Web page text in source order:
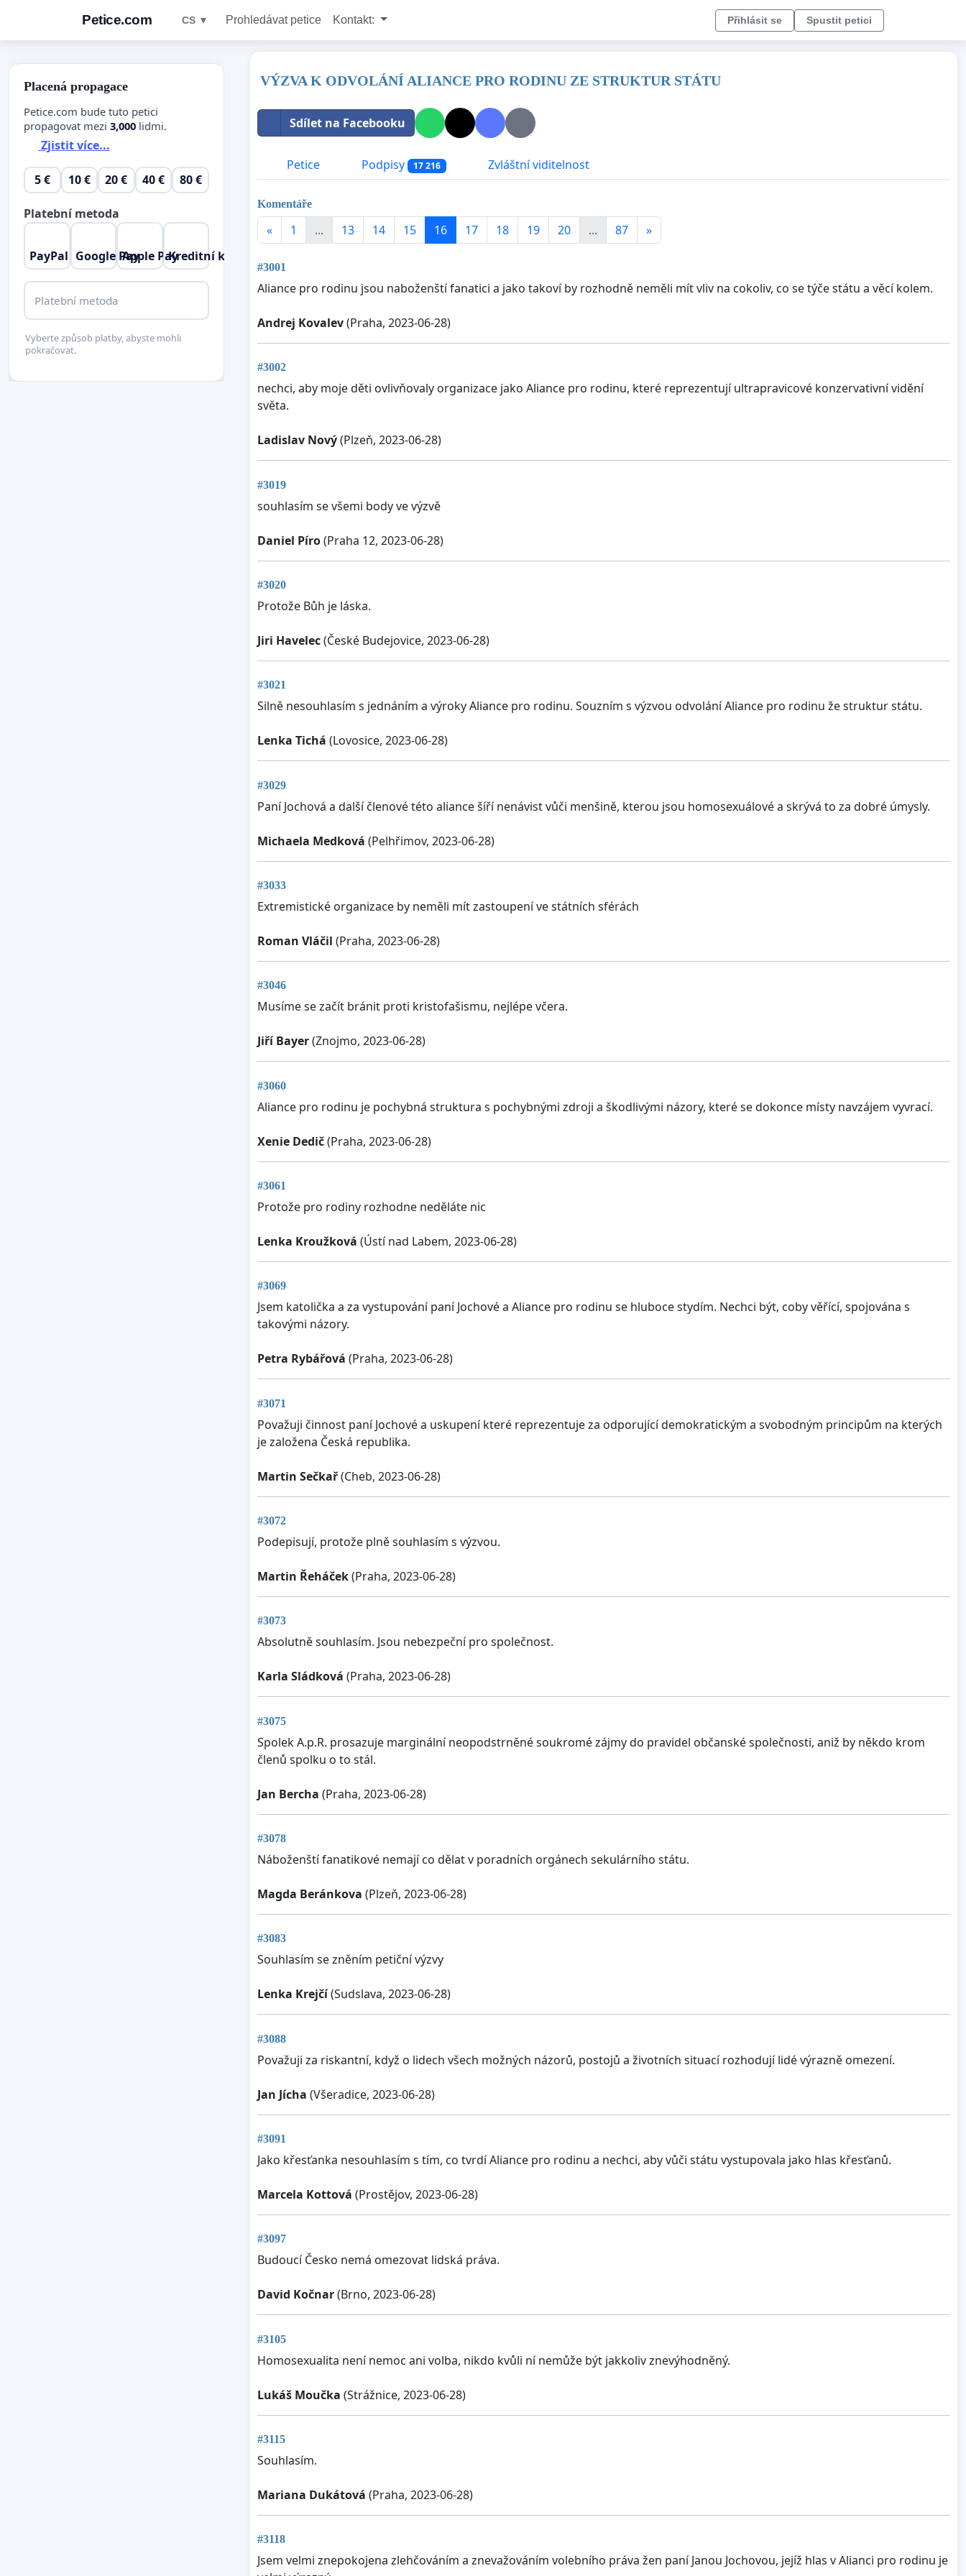
Petice.com CS ▼ Prohledávat petice Kontakt: Přihlásit se Spustit petici
VÝZVA K ODVOLÁNÍ ALIANCE PRO RODINU ZE STRUKTUR STÁTU
Sdílet na Facebooku
Petice Podpisy 17 216 Zvláštní viditelnost
Komentáře
« 1 ... 13 14 15 16 17 18 19 20 ... 87 »
#3001
Aliance pro rodinu jsou naboženští fanatici a jako takoví by rozhodně neměli mít vliv na cokoliv, co se týče státu a věcí kolem.
Andrej Kovalev(Praha, 2023-06-28)
#3002
nechci, aby moje děti ovlivňovaly organizace jako Aliance pro rodinu, které reprezentují ultrapravicové konzervativní vidění
světa.
Ladislav Nový(Plzeň, 2023-06-28)
#3019
souhlasím se všemi body ve výzvě
Daniel Píro(Praha 12, 2023-06-28)
#3020
Protože Bůh je láska.
Jiri Havelec(České Budejovice, 2023-06-28)
#3021
Silně nesouhlasím s jednáním a výroky Aliance pro rodinu. Souzním s výzvou odvolání Aliance pro rodinu že struktur státu.
Lenka Tichá (Lovosice, 2023-06-28)
#3029
Paní Jochová a další členové této aliance šíří nenávist vůči menšině, kterou jsou homosexuálové a skrývá to za dobré úmysly.
Michaela Medková (Pelhřimov, 2023-06-28)
#3033
Extremistické organizace by neměli mít zastoupení ve státních sférách
Roman Vláčil (Praha, 2023-06-28)
#3046
Musíme se začít bránit proti kristofašismu, nejlépe včera.
Jiří Bayer(Znojmo, 2023-06-28)
#3060
Aliance pro rodinu je pochybná struktura s pochybnými zdroji a škodlivými názory, které se dokonce místy navzájem vyvrací.
Xenie Dedič(Praha, 2023-06-28)
#3061
Protože pro rodiny rozhodne neděláte nic
Lenka Kroužková (Ústí nad Labem, 2023-06-28)
#3069
Jsem katolička a za vystupování paní Jochové a Aliance pro rodinu se hluboce stydím. Nechci být, coby věřící, spojována s
takovými názory.
Petra Rybářová (Praha, 2023-06-28)
#3071
Považuji činnost paní Jochové a uskupení které reprezentuje za odporující demokratickým a svobodným principům na kterých
je založena Česká republika.
Martin Sečkař(Cheb, 2023-06-28)
#3072
Podepisují, protože plně souhlasím s výzvou.
Martin Řeháček(Praha, 2023-06-28)
#3073
Absolutně souhlasím. Jsou nebezpeční pro společnost.
Karla Sládková (Praha, 2023-06-28)
#3075
Spolek A.p.R. prosazuje marginální neopodstrněné soukromé zájmy do pravidel občanské společnosti, aniž by někdo krom
členů spolku o to stál.
Jan Bercha (Praha, 2023-06-28)
#3078
Náboženští fanatikové nemají co dělat v poradních orgánech sekulárního státu.
Magda Beránkova (Plzeň, 2023-06-28)
#3083
Souhlasím se zněním petiční výzvy
Lenka Krejčí(Sudslava, 2023-06-28)
#3088
Považuji za riskantní, když o lidech všech možných názorů, postojů a životních situací rozhodují lidé výrazně omezení.
Jan Jícha (Všeradice, 2023-06-28)
#3091
Jako křesťanka nesouhlasím s tím, co tvrdí Aliance pro rodinu a nechci, aby vůči státu vystupovala jako hlas křesťanů.
Marcela Kottová (Prostějov, 2023-06-28)
#3097
Budoucí Česko nemá omezovat lidská práva.
David Kočnar(Brno, 2023-06-28)
#3105
Homosexualita není nemoc ani volba, nikdo kvůli ní nemůže být jakkoliv znevýhodněný.
Lukáš Moučka (Strážnice, 2023-06-28)
#3115
Souhlasím.
Mariana Dukátová (Praha, 2023-06-28)
#3118
Jsem velmi znepokojena zlehčováním a znevažováním volebního práva žen paní Janou Jochovou, jejíž hlas v Alianci pro rodinu je
Placená propagace
Petice.com bude tuto petici
propagovat mezi 3,000 lidmi.
Zjistit více...
5 € 10 € 20 € 40 € 80 €
Platební metoda
PayPal Google PayApple PayKreditní karta
Platební metoda
Vyberte způsob platby, abyste mohli
pokračovat.